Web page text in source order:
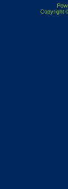
Copyright